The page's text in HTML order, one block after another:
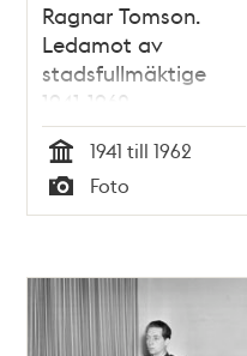
Ragnar Tomson.
Ledamot av
stadsfullmäktige
1941-1962.
Kulturborgarråd
1946-1958
Tid
1941 till 1962
Typ
Foto